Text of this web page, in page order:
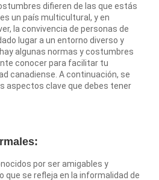
difieren de las que estás
un país multicultural, y en
la convivencia de personas de
lugar a un entorno diverso y
algunas normas y costumbres
conocer para facilitar tu
canadiense. A continuación, se
aspectos clave que debes tener
por ser amigables y
que se refleja en la informalidad de